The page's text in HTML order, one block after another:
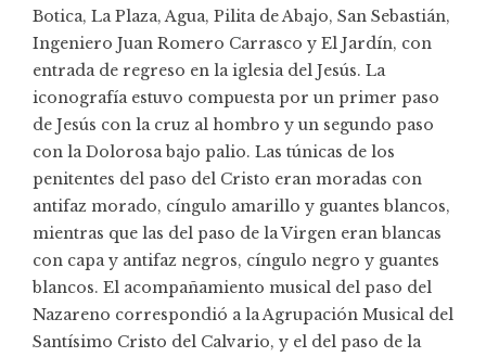
Botica, La Plaza, Agua, Pilita de Abajo, San Sebastián,
Ingeniero Juan Romero Carrasco y El Jardín, con
entrada de regreso en la iglesia del Jesús. La
iconografía estuvo compuesta por un primer paso
de Jesús con la cruz al hombro y un segundo paso
con la Dolorosa bajo palio. Las túnicas de los
penitentes del paso del Cristo eran moradas con
antifaz morado, cíngulo amarillo y guantes blancos,
mientras que las del paso de la Virgen eran blancas
con capa y antifaz negros, cíngulo negro y guantes
blancos. El acompañamiento musical del paso del
Nazareno correspondió a la Agrupación Musical del
Santísimo Cristo del Calvario, y el del paso de la